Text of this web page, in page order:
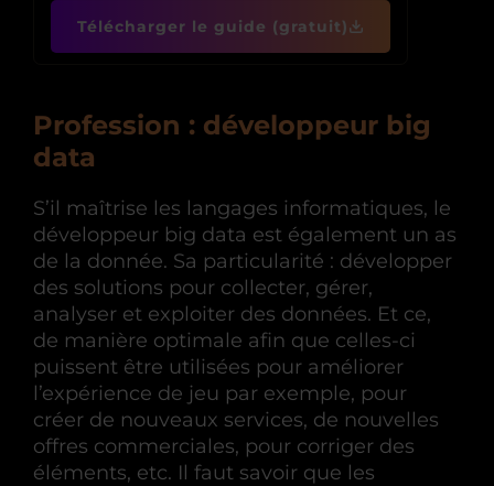
Télécharger le guide (gratuit)
Profession : développeur big
data
S’il maîtrise les langages informatiques, le
développeur big data est également un as
de la donnée. Sa particularité : développer
des solutions pour collecter, gérer,
analyser et exploiter des données. Et ce,
de manière optimale afin que celles-ci
puissent être utilisées pour améliorer
l’expérience de jeu par exemple, pour
créer de nouveaux services, de nouvelles
offres commerciales, pour corriger des
éléments, etc. Il faut savoir que les